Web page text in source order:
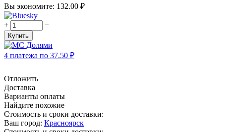
Вы экономите: 132.00 ₽
+ −
Купить
4 платежа по 37.50 ₽
Отложить
Доставка
Варианты оплаты
Найдите похожие
Стоимость и сроки доставки:
Ваш город: Красноярск